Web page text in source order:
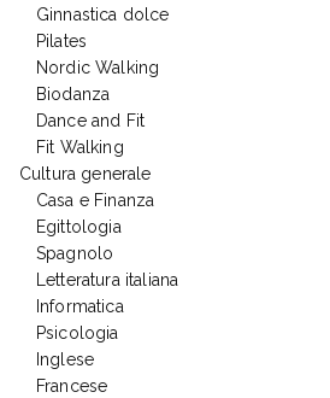
Ginnastica dolce
Pilates
Nordic Walking
Biodanza
Dance and Fit
Fit Walking
Cultura generale
Casa e Finanza
Egittologia
Spagnolo
Letteratura italiana
Informatica
Psicologia
Inglese
Francese